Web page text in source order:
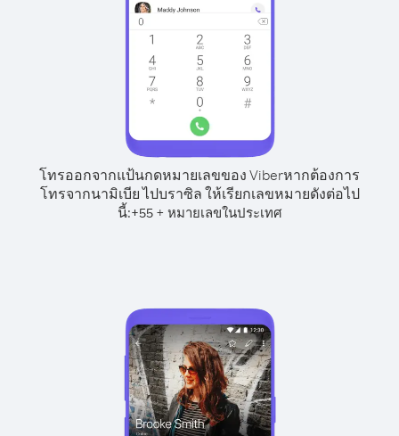
โทรออกจากแป้นกดหมายเลขของ Viberหากต้องการ
โทรจากนามิเบีย ไปบราซิล ให้เรียกเลขหมายดังต่อไป
นี้:+55+ หมายเลขในประเทศ